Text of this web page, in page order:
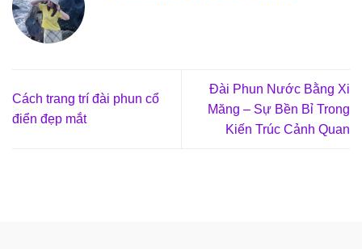
Cách trang trí đài phun cổ
điển đẹp mắt
Đài Phun Nước Bằng Xi
Măng – Sự Bền Bỉ Trong
Kiến Trúc Cảnh Quan